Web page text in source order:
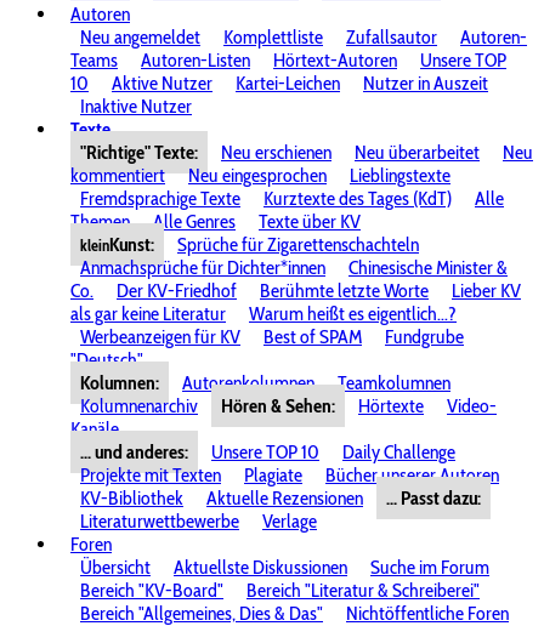
Autoren
Neu angemeldet
Komplettliste Zufallsautor
Autoren-
Teams
Autoren-Listen Hörtext-Autoren
Unsere TOP
10
Aktive Nutzer Kartei-Leichen
Nutzer in Auszeit
Inaktive Nutzer
Texte
"Richtige" Texte:
Neu erschienen Neu überarbeitet
Neu
kommentiert
Neu eingesprochen
Lieblingstexte
Fremdsprachige Texte
Kurztexte des Tages (KdT)
Alle
Themen
Alle Genres Texte über KV
kleinKunst:
Sprüche für Zigarettenschachteln
Anmachsprüche für Dichter*innen
Chinesische Minister &
Co.
Der KV-Friedhof Berühmte letzte Worte
Lieber KV
als gar keine Literatur
Warum heißt es eigentlich...?
Werbeanzeigen für KV
Best of SPAM
Fundgrube
"Deutsch"
Kolumnen:
Autorenkolumnen
Teamkolumnen
Kolumnenarchiv
Hören & Sehen: Hörtexte
Video-
Kanäle
... und anderes:
Unsere TOP 10
Daily Challenge
Projekte mit Texten
Plagiate
Bücher unserer Autoren
KV-Bibliothek
Aktuelle Rezensionen
... Passt dazu:
Literaturwettbewerbe
Verlage
Foren
Übersicht
Aktuellste Diskussionen
Suche im Forum
Bereich "KV-Board"
Bereich "Literatur & Schreiberei"
Bereich "Allgemeines, Dies & Das"
Nichtöffentliche Foren